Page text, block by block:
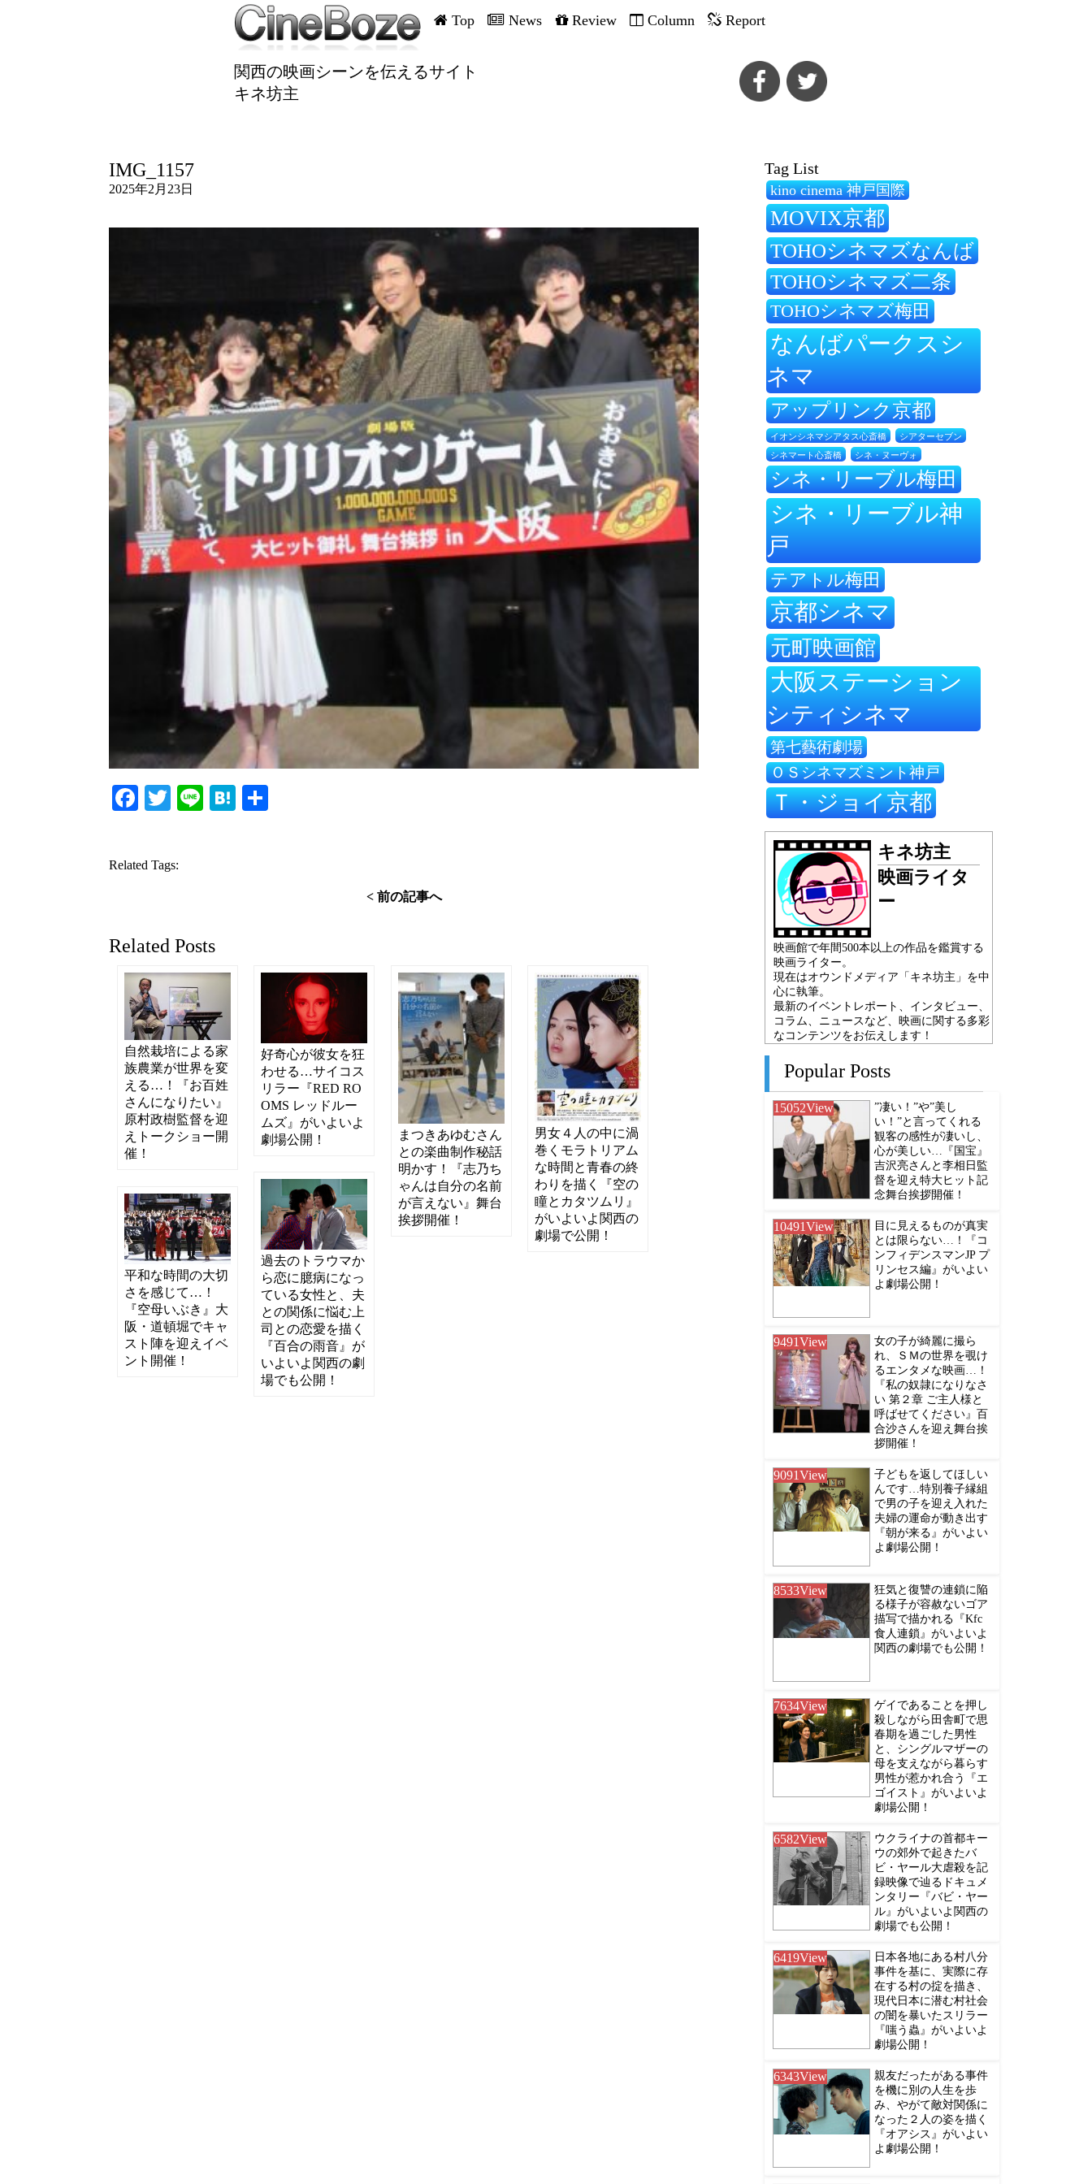
Top News Review Column Report
関西の映画シーンを伝えるサイト
キネ坊主
IMG_1157
2025年2月23日
Facebook
TwitterLineHatena
Related Tags:
< 前の記事へ
Related Posts
自然栽培による家
族農業が世界を変
える…！『お百姓
さんになりたい』
原村政樹監督を迎
えトークショー開
催！
好奇心が彼女を狂
わせる…サイコス
リラー『RED RO
OMS レッドルー
ムズ』がいよいよ
劇場公開！
まつきあゆむさん
との楽曲制作秘話
明かす！『志乃ち
ゃんは自分の名前
が言えない』舞台
挨拶開催！
男女４人の中に渦
巻くモラトリアム
な時間と青春の終
わりを描く『空の
瞳とカタツムリ』
がいよいよ関西の
劇場で公開！
過去のトラウマか
ら恋に臆病になっ
ている女性と、夫
との関係に悩む上
司との恋愛を描く
『百合の雨音』が
いよいよ関西の劇
場でも公開！
平和な時間の大切
さを感じて…！
『空母いぶき』大
阪・道頓堀でキャ
スト陣を迎えイベ
ント開催！
Tag List
kino cinema 神戸国際
MOVIX京都
TOHOシネマズなんば
TOHOシネマズ二条
TOHOシネマズ梅田
なんばパークスシ
ネマ
アップリンク京都
イオンシネマシアタス心斎橋 シアターセブン
シネマート心斎橋 シネ・ヌーヴォ
シネ・リーブル梅田
シネ・リーブル神
戸
テアトル梅田
京都シネマ
元町映画館
大阪ステーション
シティシネマ
第七藝術劇場
ＯＳシネマズミント神戸
Ｔ・ジョイ京都
キネ坊主
映画ライタ
ー
映画館で年間500本以上の作品を鑑賞する
映画ライター。
現在はオウンドメディア「キネ坊主」を中
心に執筆。
最新のイベントレポート、インタビュー、
コラム、ニュースなど、映画に関する多彩
なコンテンツをお伝えします！
Popular Posts
15052View
”凄い！”や”美し
い！”と言ってくれる
観客の感性が凄いし、
心が美しい…『国宝』
吉沢亮さんと李相日監
督を迎え特大ヒット記
念舞台挨拶開催！
10491View
目に見えるものが真実
とは限らない…！『コ
ンフィデンスマンJP プ
リンセス編』がいよい
よ劇場公開！
9491View
女の子が綺麗に撮ら
れ、ＳＭの世界を覗け
るエンタメな映画…！
『私の奴隷になりなさ
い 第２章 ご主人様と
呼ばせてください』百
合沙さんを迎え舞台挨
拶開催！
9091View
子どもを返してほしい
んです…特別養子縁組
で男の子を迎え入れた
夫婦の運命が動き出す
『朝が来る』がいよい
よ劇場公開！
8533View
狂気と復讐の連鎖に陥
る様子が容赦ないゴア
描写で描かれる『Kfc
食人連鎖』がいよいよ
関西の劇場でも公開！
7634View
ゲイであることを押し
殺しながら田舎町で思
春期を過ごした男性
と、シングルマザーの
母を支えながら暮らす
男性が惹かれ合う『エ
ゴイスト』がいよいよ
劇場公開！
6582View
ウクライナの首都キー
ウの郊外で起きたバ
ビ・ヤール大虐殺を記
録映像で辿るドキュメ
ンタリー『バビ・ヤー
ル』がいよいよ関西の
劇場でも公開！
6419View
日本各地にある村八分
事件を基に、実際に存
在する村の掟を描き、
現代日本に潜む村社会
の闇を暴いたスリラー
『嗤う蟲』がいよいよ
劇場公開！
6343View
親友だったがある事件
を機に別の人生を歩
み、やがて敵対関係に
なった２人の姿を描く
『オアシス』がいよい
よ劇場公開！